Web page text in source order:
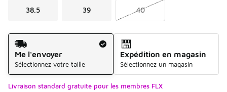
38.5 39 40
Mode d'expédition
Me l'envoyer
Sélectionnez votre taille
Expédition en magasin
Sélectionnez un magasin
Livraison standard gratuite pour les membres FLX